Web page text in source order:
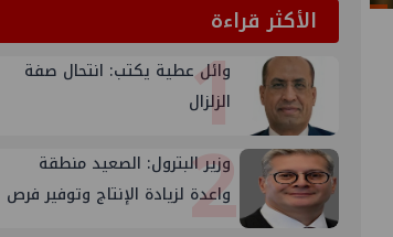
الأكثر قراءة
1
وائل عطية يكتب: انتحال صفة
الزلزال
2
وزير البترول: الصعيد منطقة
واعدة لزيادة الإنتاج وتوفير فرص